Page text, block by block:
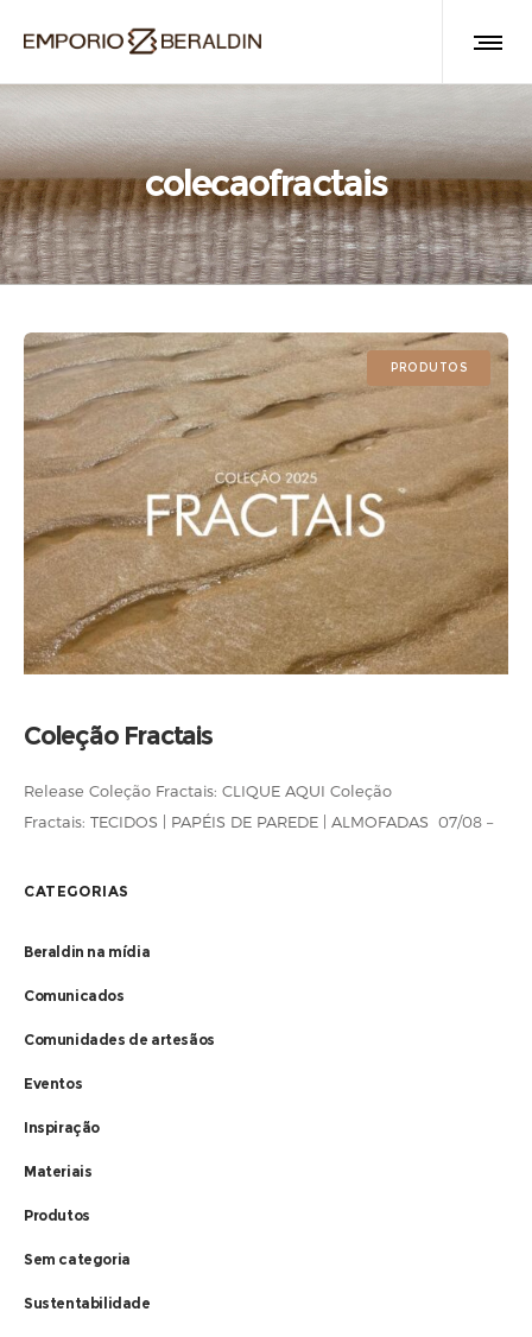
colecaofractais
PRODUTOS
Coleção Fractais
Release Coleção Fractais: CLIQUE AQUI Coleção
Fractais: TECIDOS | PAPÉIS DE PAREDE | ALMOFADAS 07/08 –
apresenta a Coleção Fractais, uma homenagem
CATEGORIAS
Beraldin na mídia
Comunicados
Comunidades de artesãos
Eventos
Inspiração
Materiais
Produtos
Sem categoria
Sustentabilidade